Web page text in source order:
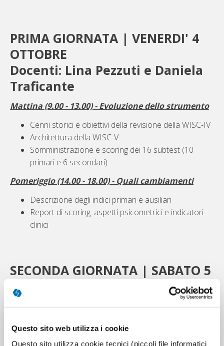
Questo sito web utilizza i cookie
Questo sito utilizza cookie tecnici (piccoli file informatici
PRIMA GIORNATA | VENERDI' 4
OTTOBRE
Docenti: Lina Pezzuti e Daniela
Traficante
Mattina (9.00 - 13.00) - Evoluzione dello strumento
Cenni storici e obiettivi della revisione della WISC-IV
Architettura della WISC-V
Somministrazione e scoring dei 16 subtest (10
primari e 6 secondari)
Pomeriggio (14.00 - 18.00) - Quali cambiamenti
Descrizione degli indici primari e ausiliari
Report di scoring: aspetti psicometrici e indicatori
clinici
SECONDA GIORNATA | SABATO 5
OTTOBRE
Docenti: Margherita Lang e
Mattina (9.00 - 13.00) - Dalla lettura del report di